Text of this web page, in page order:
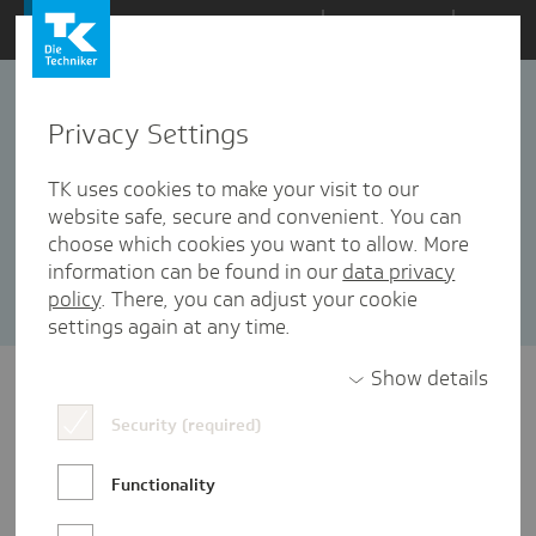
Zum
Inhalt
springen
Medienkompetenz
18 Artikel in dieser Kategorie enthalten
Sortieren nach: Datum Popularität
Privacy Settings
TK uses cookies to make your visit to our
website safe, secure and convenient. You can
choose which cookies you want to allow. More
information can be found in our data privacy
policy. There, you can adjust your cookie
settings again at any time.
Show details
Security (required)
Functionality